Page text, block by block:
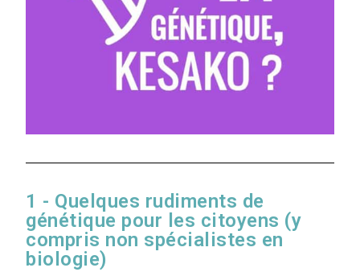
1 - Quelques rudiments de
génétique pour les citoyens (y
compris non spécialistes en
biologie)